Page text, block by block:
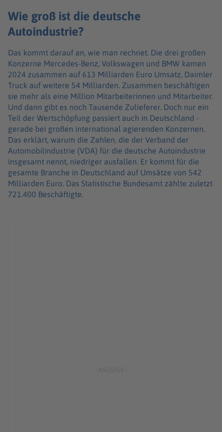
Wie groß ist die deutsche
Autoindustrie?
Das kommt darauf an, wie man rechnet. Die drei großen
Konzerne Mercedes-Benz, Volkswagen und BMW kamen
2024 zusammen auf 613 Milliarden Euro Umsatz, Daimler
Truck auf weitere 54 Milliarden. Zusammen beschäftigen
sie mehr als eine Million Mitarbeiterinnen und Mitarbeiter.
Und dann gibt es noch Tausende Zulieferer. Doch nur ein
Teil der Wertschöpfung passiert auch in Deutschland -
gerade bei großen international agierenden Konzernen.
Das erklärt, warum die Zahlen, die der Verband der
Automobilindustrie (VDA) für die deutsche Autoindustrie
insgesamt nennt, niedriger ausfallen. Er kommt für die
gesamte Branche in Deutschland auf Umsätze von 542
Milliarden Euro. Das Statistische Bundesamt zählte zuletzt
721.400 Beschäftigte.